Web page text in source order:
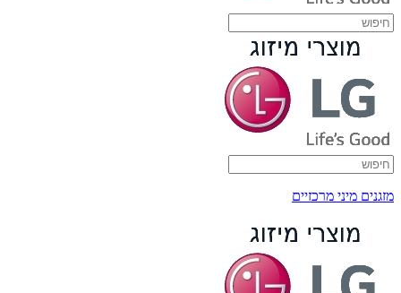
מזגנים מיני מרכזיים